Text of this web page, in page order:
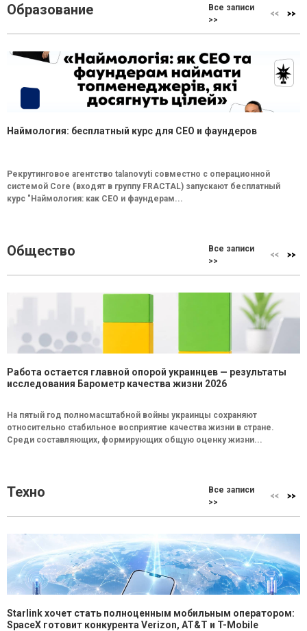
Образование
Все записи
>>
Наймология: бесплатный курс для CEO и фаундеров
Рекрутинговое агентство talanovyti совместно с операционной
системой Core (входят в группу FRACTAL) запускают бесплатный
курс "Наймология: как СEO и фаундерам...
Общество
Все записи
>>
Работа остается главной опорой украинцев — результаты
исследования Барометр качества жизни 2026
На пятый год полномасштабной войны украинцы сохраняют
относительно стабильное восприятие качества жизни в стране.
Среди составляющих, формирующих общую оценку жизни...
Техно
Все записи
>>
Starlink хочет стать полноценным мобильным оператором:
SpaceX готовит конкурента Verizon, AT&T и T-Mobile